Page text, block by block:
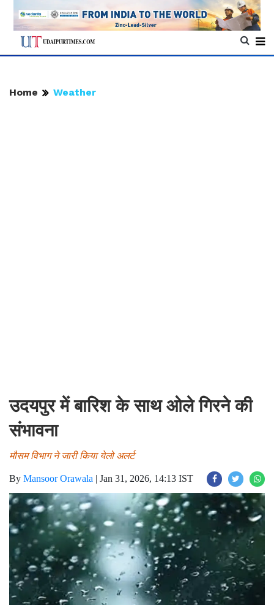
Home Weather
उदयपुर में बारिश के साथ ओले गिरने की
संभावना
मौसम विभाग ने जारी किया येलो अलर्ट
By Mansoor Orawala | Jan 31, 2026, 14:13 IST